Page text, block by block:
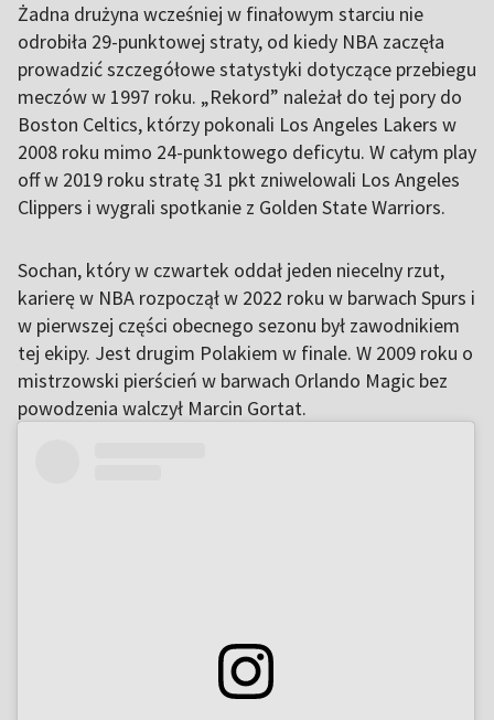
Żadna drużyna wcześniej w finałowym starciu nie
odrobiła 29-punktowej straty, od kiedy NBA zaczęła
prowadzić szczegółowe statystyki dotyczące przebiegu
meczów w 1997 roku. „Rekord” należał do tej pory do
Boston Celtics, którzy pokonali Los Angeles Lakers w
2008 roku mimo 24-punktowego deficytu. W całym play
off w 2019 roku stratę 31 pkt zniwelowali Los Angeles
Clippers i wygrali spotkanie z Golden State Warriors.
Sochan, który w czwartek oddał jeden niecelny rzut,
karierę w NBA rozpoczął w 2022 roku w barwach Spurs i
w pierwszej części obecnego sezonu był zawodnikiem
tej ekipy. Jest drugim Polakiem w finale. W 2009 roku o
mistrzowski pierścień w barwach Orlando Magic bez
powodzenia walczył Marcin Gortat.